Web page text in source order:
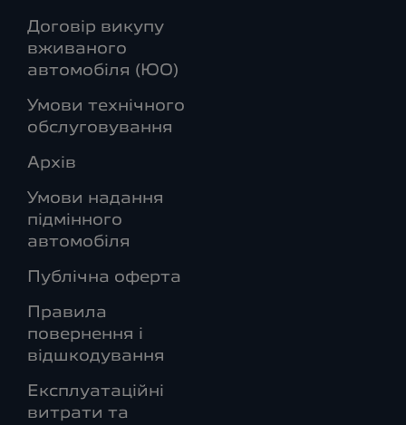
Договір викупу
вживаного
автомобіля (ЮО)
Умови технічного
обслуговування
Архів
Умови надання
підмінного
автомобіля
Публічна оферта
Правила
повернення і
відшкодування
Експлуатаційні
витрати та